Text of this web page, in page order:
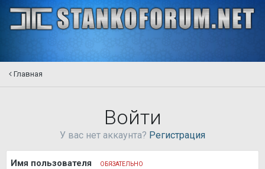
Главная
Войти
У вас нет аккаунта? Регистрация
Имя пользователя ОБЯЗАТЕЛЬНО